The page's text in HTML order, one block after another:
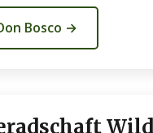
Bosco →